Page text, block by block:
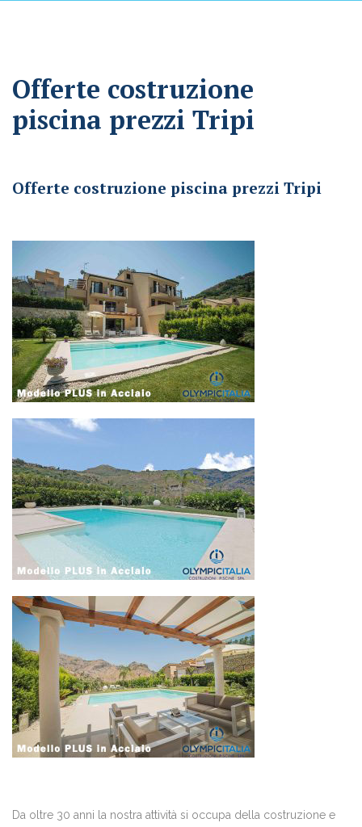
Offerte costruzione
piscina prezzi Tripi
Offerte costruzione piscina prezzi Tripi
Da oltre 30 anni la nostra attività si occupa della costruzione e